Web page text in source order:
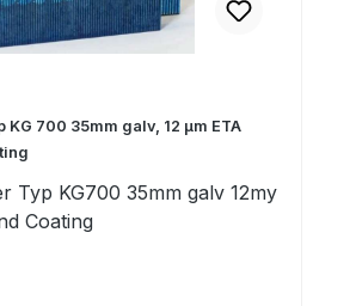
KG 700 35mm galv, 12 µm ETA
Typ KG700 35mm galv 12my
Coating